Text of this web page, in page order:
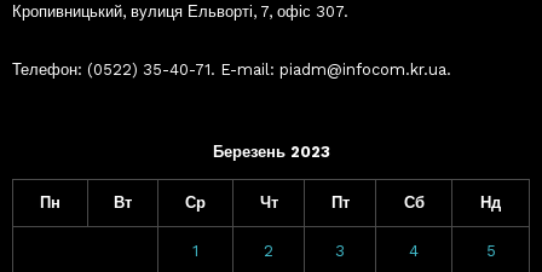
Кропивницький, вулиця Ельворті, 7, офіс 307.
Телефон: (0522) 35-40-71. E-mail: piadm@infocom.kr.ua.
Березень 2023
Пн Вт Ср Чт Пт Сб Нд
1 2 3 4 5